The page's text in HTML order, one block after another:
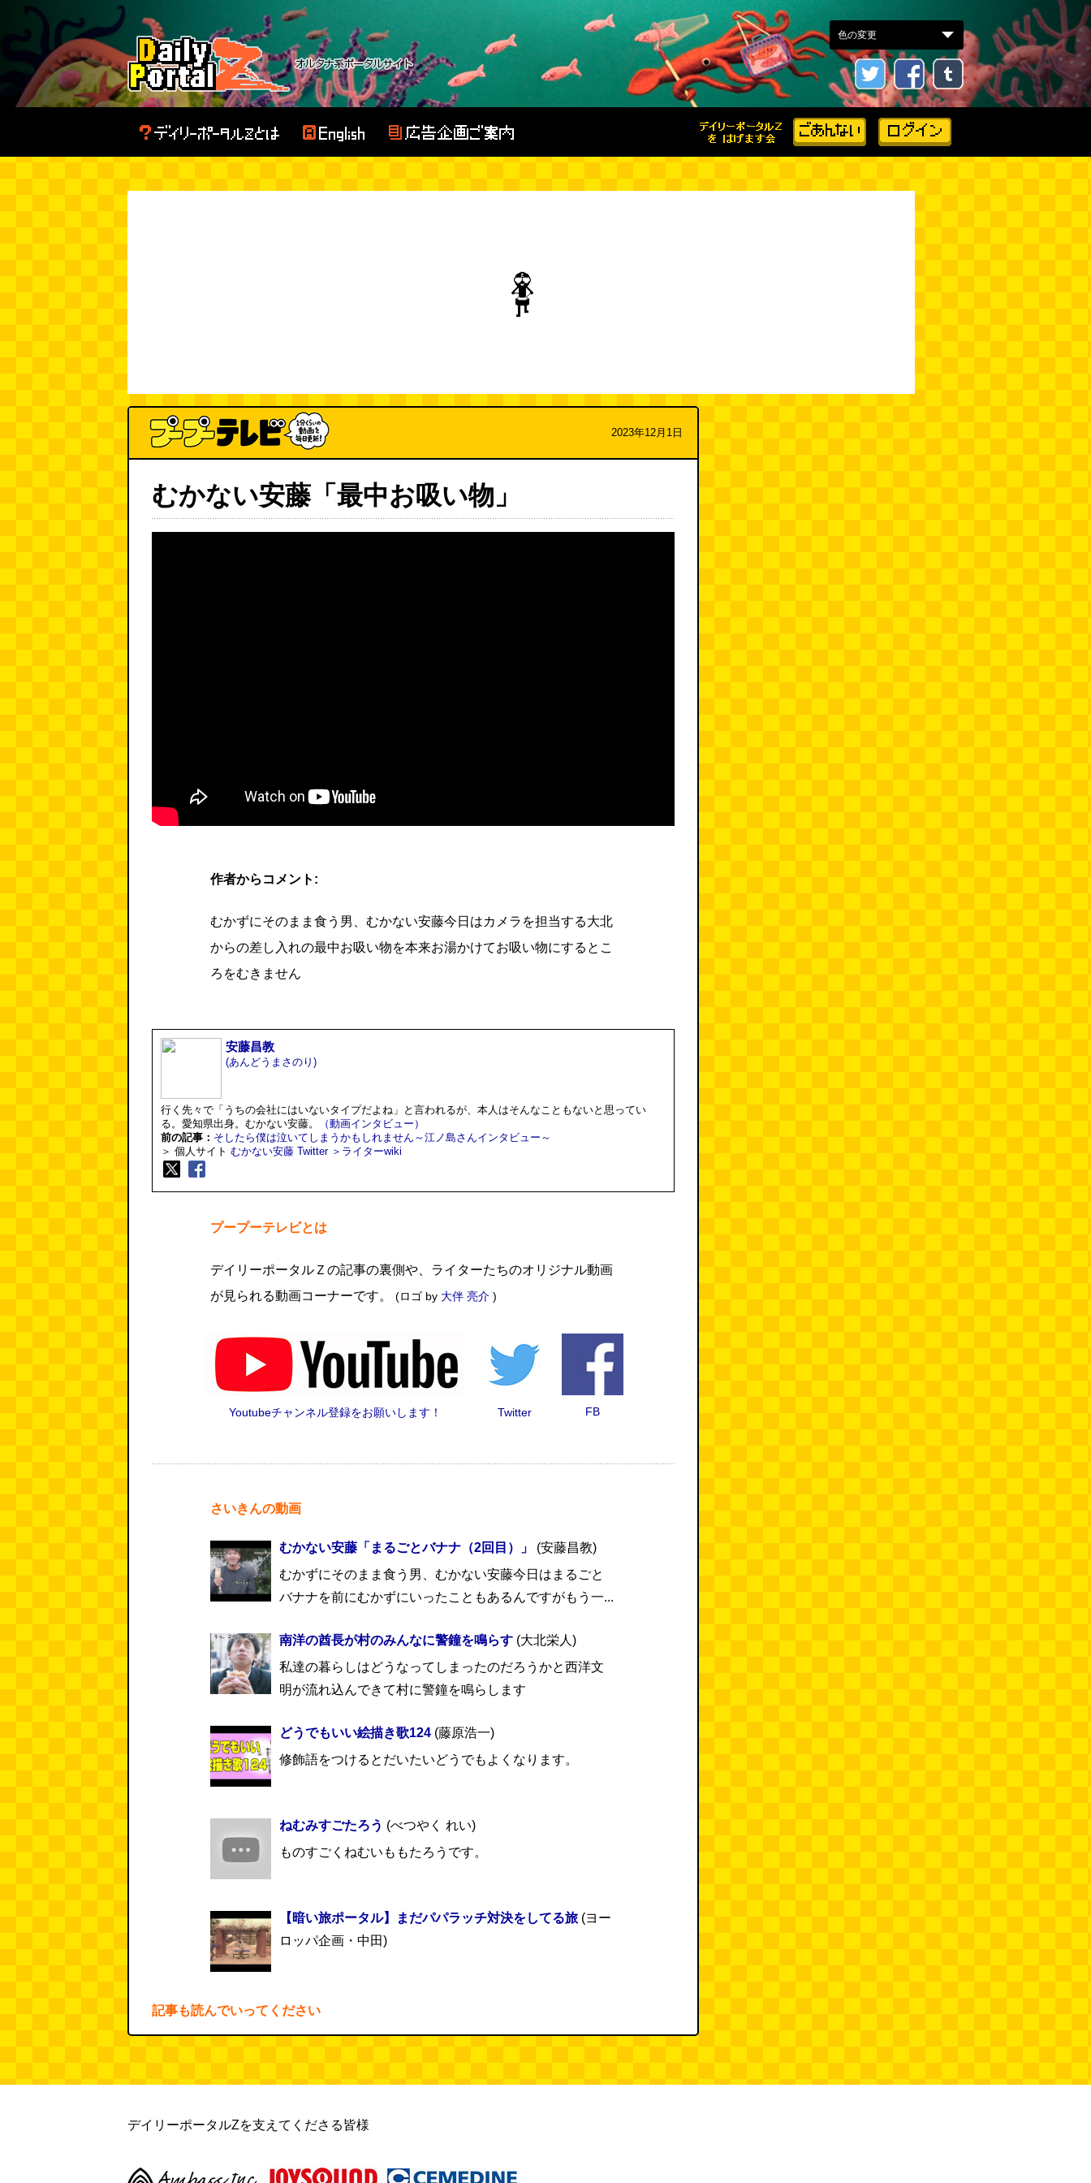
2023年12月1日
むかない安藤「最中お吸い物」
作者からコメント:
むかずにそのまま食う男、むかない安藤今日はカメラを担当する大北
からの差し入れの最中お吸い物を本来お湯かけてお吸い物にするとこ
ろをむきません
安藤昌教
(あんどうまさのり)
行く先々で「うちの会社にはいないタイプだよね」と言われるが、本人はそんなこともないと思ってい
る。愛知県出身。むかない安藤。
（動画インタビュー）
前の記事： そしたら僕は泣いてしまうかもしれません～江ノ島さんインタビュー～
＞ 個人サイト むかない安藤 Twitter ＞ライターwiki
プープーテレビとは
デイリーポータルＺの記事の裏側や、ライターたちのオリジナル動画
が見られる動画コーナーです。 (ロゴ by 大伴 亮介 )
Youtubeチャンネル登録をお願いします！ Twitter FB
さいきんの動画
むかない安藤「まるごとバナナ（2回目）」 (安藤昌教)
むかずにそのまま食う男、むかない安藤今日はまるごと
バナナを前にむかずにいったこともあるんですがもう一...
南洋の酋長が村のみんなに警鐘を鳴らす (大北栄人)
私達の暮らしはどうなってしまったのだろうかと西洋文
明が流れ込んできて村に警鐘を鳴らします
どうでもいい絵描き歌124 (藤原浩一)
修飾語をつけるとだいたいどうでもよくなります。
ねむみすごたろう (べつやく れい)
ものすごくねむいももたろうです。
【暗い旅ポータル】まだパパラッチ対決をしてる旅 (ヨー
ロッパ企画・中田)
記事も読んでいってください
デイリーポータルZを支えてくださる皆様